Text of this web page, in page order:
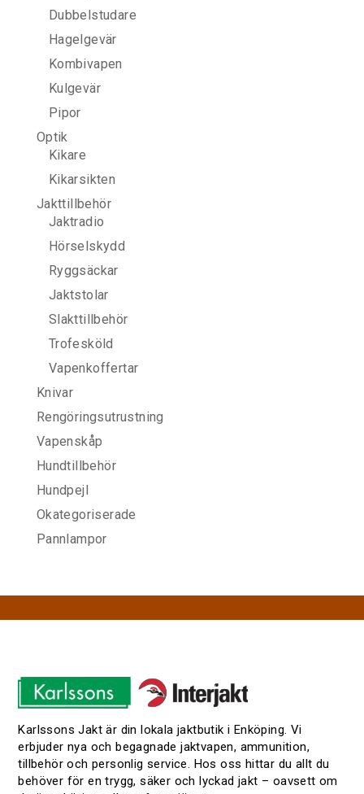
Dubbelstudare
Hagelgevär
Kombivapen
Kulgevär
Pipor
Optik
Kikare
Kikarsikten
Jakttillbehör
Jaktradio
Hörselskydd
Ryggsäckar
Jaktstolar
Slakttillbehör
Trofesköld
Vapenkoffertar
Knivar
Rengöringsutrustning
Vapenskåp
Hundtillbehör
Hundpejl
Okategoriserade
Pannlampor
Karlssons Jakt är din lokala jaktbutik i Enköping. Vi
erbjuder nya och begagnade jaktvapen, ammunition,
tillbehör och personlig service. Hos oss hittar du allt du
behöver för en trygg, säker och lyckad jakt – oavsett om